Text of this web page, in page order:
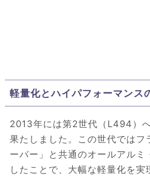
軽量化とハイパフォーマンス
2013年には第2世代（L494）
果たしました。この世代ではフ
ーバー」と共通のオールアルミ
したことで、大幅な軽量化を実